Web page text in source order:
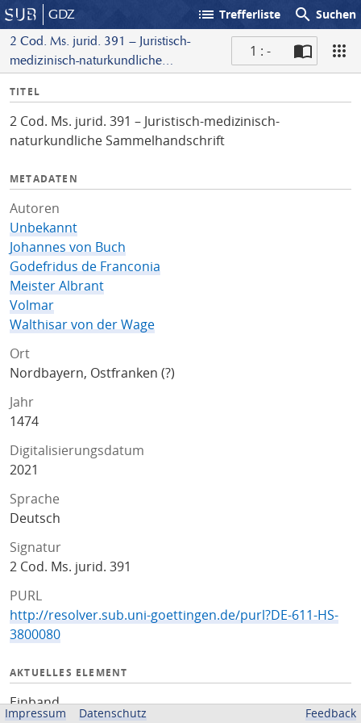
GDZ list Trefferliste search Suchen
2 Cod. Ms. jurid. 391 – Juristisch-
medizinisch-naturkundliche
1 : -
I
f
o
TITEL
2 Cod. Ms. jurid. 391 – Juristisch-medizinisch-
naturkundliche Sammelhandschrift
METADATEN
Autoren
Unbekannt
Johannes von Buch
Godefridus de Franconia
Meister Albrant
Volmar
Walthisar von der Wage
Ort
Nordbayern, Ostfranken (?)
Jahr
1474
Digitalisierungsdatum
2021
Sprache
Deutsch
Signatur
2 Cod. Ms. jurid. 391
PURL
http://resolver.sub.uni-goettingen.de/purl?DE-611-HS-
3800080
AKTUELLES ELEMENT
Einband
Impressum Datenschutz Feedback